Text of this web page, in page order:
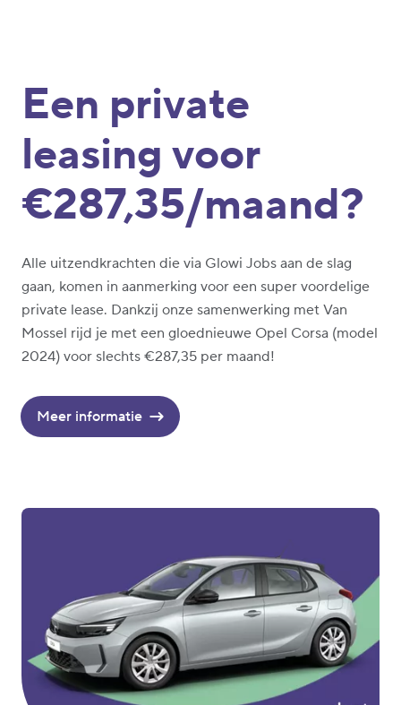
Een private
leasing voor
€287,35/maand?
Alle uitzendkrachten die via Glowi Jobs aan de slag
gaan, komen in aanmerking voor een super voordelige
private lease. Dankzij onze samenwerking met Van
Mossel rijd je met een gloednieuwe Opel Corsa (model
2024) voor slechts €287,35 per maand!
Meer informatie